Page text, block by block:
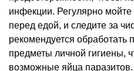
инфекции. Регулярно
перед едой, и следите за
рекомендуется обработать
предметы личной гигиены,
возможные яйца паразитов.